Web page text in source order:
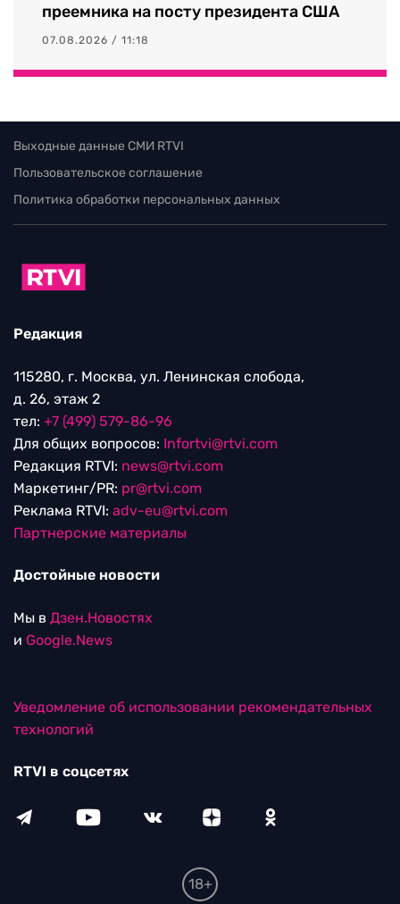
преемника на посту президента США
07.08.2026 / 11:18
Выходные данные СМИ RTVI
Пользовательское соглашение
Политика обработки персональных данных
Редакция
115280, г. Москва, ул. Ленинская слобода,
д. 26, этаж 2
тел: +7 (499) 579-86-96
Для общих вопросов: Infortvi@rtvi.com
Редакция RTVI: news@rtvi.com
Маркетинг/PR: pr@rtvi.com
Реклама RTVI: adv-eu@rtvi.com
Партнерские материалы
Достойные новости
Мы в Дзен.Новостях
и Google.News
Уведомление об использовании рекомендательных
технологий
RTVI в соцсетях
18+